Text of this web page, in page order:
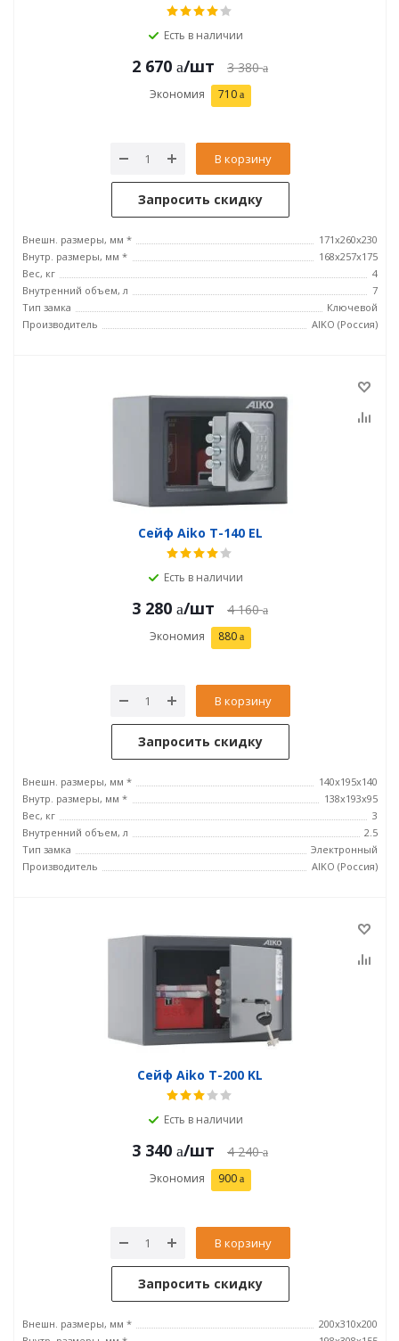
Есть в наличии
2 670 /шт 3 380
Экономия 710
В корзину
Запросить скидку
Внешн. размеры, мм *
171x260x230
Внутр. размеры, мм *
168x257x175
Вес, кг
4
Внутренний объем, л
7
Тип замка
Ключевой
Производитель
AIKO (Россия)
Сейф Aiko T-140 EL
Есть в наличии
3 280 /шт 4 160
Экономия 880
В корзину
Запросить скидку
Внешн. размеры, мм *
140x195x140
Внутр. размеры, мм *
138x193x95
Вес, кг
3
Внутренний объем, л
2.5
Тип замка
Электронный
Производитель
AIKO (Россия)
Сейф Aiko T-200 KL
Есть в наличии
3 340 /шт 4 240
Экономия 900
В корзину
Запросить скидку
Внешн. размеры, мм *
200x310x200